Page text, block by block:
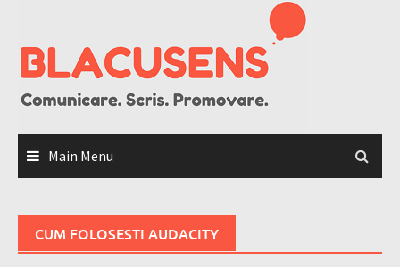
content
Main Menu
CUM FOLOSESTI AUDACITY